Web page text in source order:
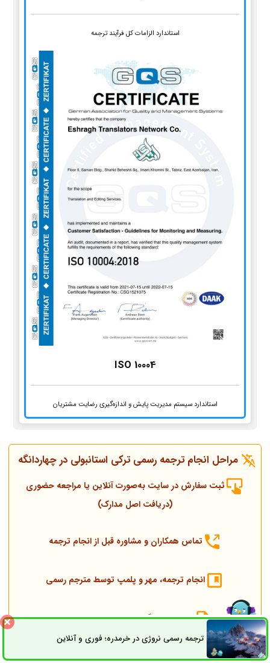
استاندارد الزامات کل فرآیند ترجمه
ISO 10004
استاندارد سیستم مدیریت پایش و اندازه‌گیری رضایت مشتریان
مراحل انجام ترجمه رسمی ترکی استانبولی در چهاردانگه
ثبت سفارش در سایت به‌صورت آنلاین یا مراجعه حضوری
(دریافت اصل مدارک)
تماس همکاران و مشاوره قبل از انجام ترجمه
انجام ترجمه، مهر و پلمپ توسط مترجم رسمی
ارسال به دادگستری و وزارت امور خارجه
ارسال به کنسولگری ترکیه
ترجمه رسمی نروژی در خرمدره؛ فوری و آنلاینثبت سفارش راه های ارتباطی